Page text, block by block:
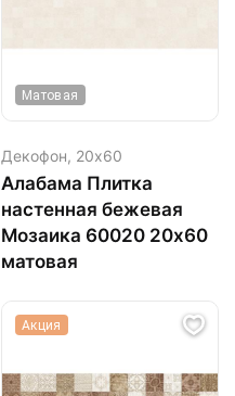
Матовая
Декофон, 20х60
Алабама Плитка
настенная бежевая
Мозаика 60020 20х60
матовая
Акция